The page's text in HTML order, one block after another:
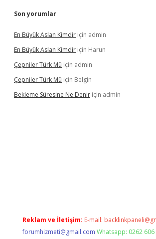
Son yorumlar
En Büyük Aslan Kimdir için admin
En Büyük Aslan Kimdir için Harun
Çepniler Türk Mü için admin
Çepniler Türk Mü için Belgin
Bekleme Süresine Ne Denir için admin
Reklam ve İletişim: E-mail:
forumhizmeti@gmail.com Whatsapp: 0262 606